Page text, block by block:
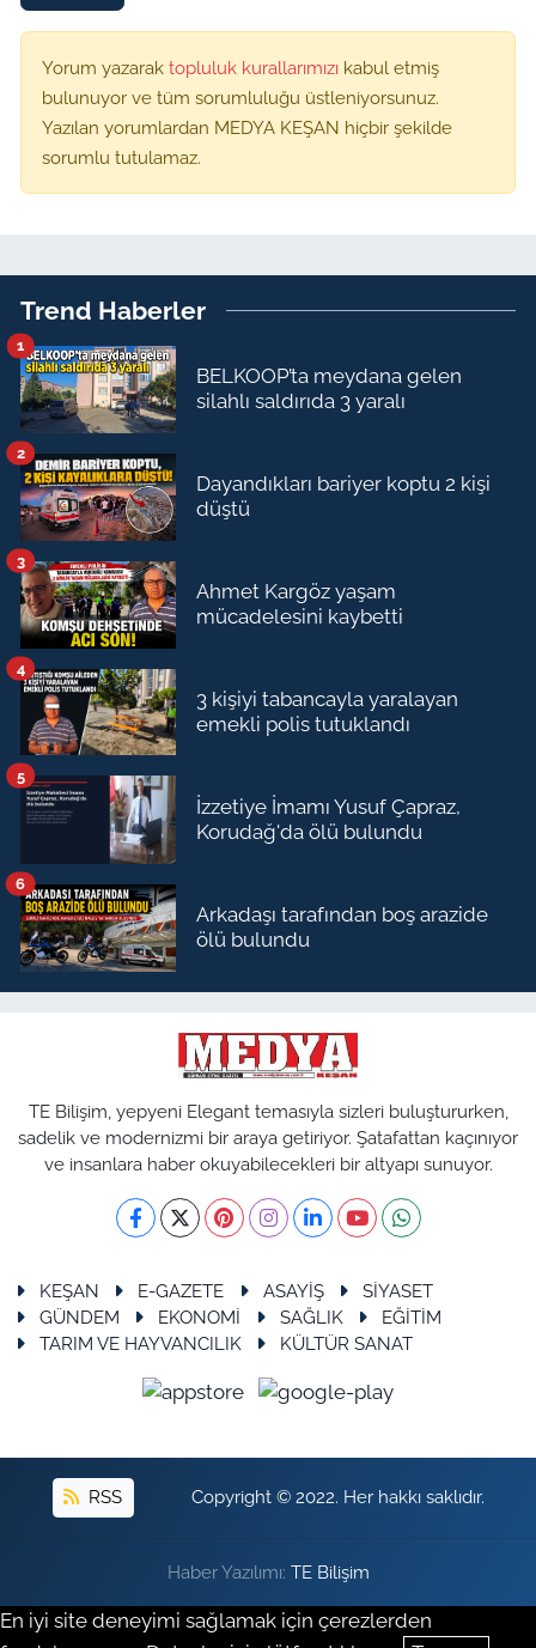
Yorum yazarak topluluk kurallarımızı kabul etmiş
bulunuyor ve tüm sorumluluğu üstleniyorsunuz.
Yazılan yorumlardan MEDYA KEŞAN hiçbir şekilde
sorumlu tutulamaz.
Trend Haberler
BELKOOP’ta meydana gelen
silahlı saldırıda 3 yaralı
1
Dayandıkları bariyer koptu 2 kişi
düştü
2
Ahmet Kargöz yaşam
mücadelesini kaybetti
3
3 kişiyi tabancayla yaralayan
emekli polis tutuklandı
4
İzzetiye İmamı Yusuf Çapraz,
Korudağ'da ölü bulundu
5
Arkadaşı tarafından boş arazide
ölü bulundu
6
TE Bilişim, yepyeni Elegant temasıyla sizleri buluştururken,
sadelik ve modernizmi bir araya getiriyor. Şatafattan kaçınıyor
ve insanlara haber okuyabilecekleri bir altyapı sunuyor.
KEŞAN E-GAZETE ASAYİŞ
SİYASET
GÜNDEM
EKONOMİ SAĞLIK
EĞİTİM
TARIM VE HAYVANCILIK
KÜLTÜR SANAT
RSS Copyright © 2022. Her hakkı saklıdır.
Haber Yazılımı: TE Bilişim
En iyi site deneyimi sağlamak için çerezlerden